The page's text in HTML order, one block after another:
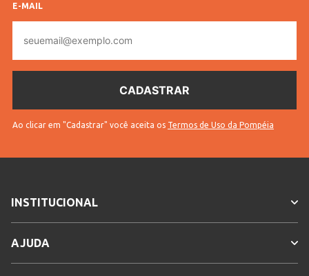
E-MAIL
mail
Ao clicar em "Cadastrar" você aceita os Termos de Uso da Pompéia
INSTITUCIONAL
AJUDA